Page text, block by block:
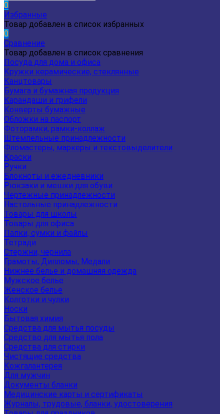
0
Избранные
Товар добавлен в список избранных
0
Сравнение
Товар добавлен в список сравнения
Посуда для дома и офиса
Кружки керамические, стеклянные
Канцтовары
Бумага и бумажная продукция
Карандаши и грифели
Конверты бумажные
Обложки на паспорт
Фоторамки, рамки-коллаж
Штемпельные принадлежности
Фломастеры, маркеры и текстовыделители
Краски
Ручки
Блокноты и ежедневники
Рюкзаки и мешки для обуви
Чертежные принадлежности
Настольные принадлежности
Товары для школы
Товары для офиса
Папки, сумки и файлы
Тетради
Стержни, чернила
Грамоты, Дипломы, Медали
Нижнее белье и домашняя одежда
Мужское белье
Женское белье
Колготки и чулки
Носки
Бытовая химия
Средства для мытья посуды
Средство для мытья пола
Средства для стирки
Чистящие средства
Кожгалантерея
Для мужчин
Документы бланки
Медицинские карты и сертификаты
Журналы, трудовые, бланки, удостоверения